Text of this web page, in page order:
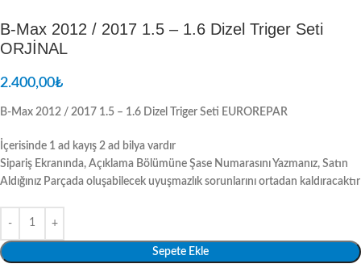
B-Max 2012 / 2017 1.5 – 1.6 Dizel Triger Seti
ORJİNAL
2.400,00₺
B-Max 2012 / 2017 1.5 – 1.6 Dizel Triger Seti EUROREPAR
İçerisinde 1 ad kayış 2 ad bilya vardır
Sipariş Ekranında, Açıklama Bölümüne Şase Numarasını Yazmanız, Satın
Aldığınız Parçada oluşabilecek uyuşmazlık sorunlarını ortadan kaldıracaktır
Sepete Ekle